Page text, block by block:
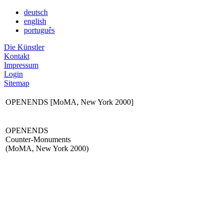
deutsch
english
português
Die Künstler
Kontakt
Impressum
Login
Sitemap
OPENENDS [MoMA, New York 2000]
OPENENDS
Counter-Monuments
(MoMA, New York 2000)